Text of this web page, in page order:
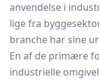
anvendelse i
lige fra
branche har sine
En af de primære
industrielle